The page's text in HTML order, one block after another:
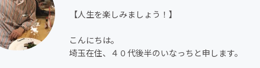
【人生を楽しみましょう！】
こんにちは。
埼玉在住、４０代後半のいなっちと申します。